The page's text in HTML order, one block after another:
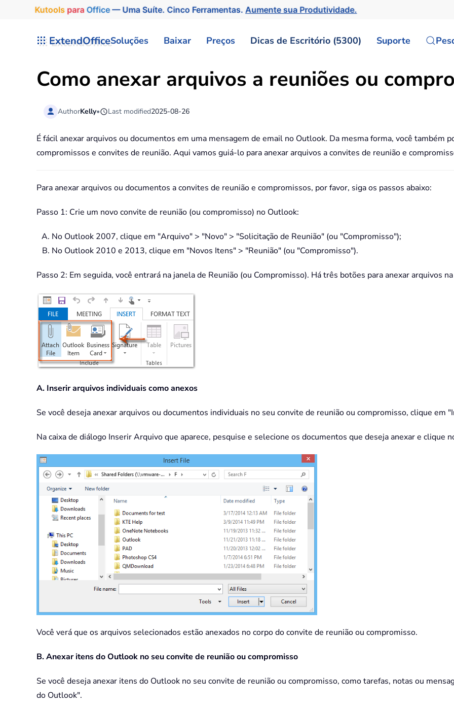
Kutools para Office— Uma Suíte. Cinco Ferramentas.Aumente sua Produtividade.
ExtendOfficeSoluções Baixar Preços Dicas de Escritório (5300) Suporte
Como anexar arquivos a reuniões ou
AuthorKelly• Last modified2025-08-26
É fácil anexar arquivos ou documentos em uma mensagem de email no Outlook. Da mesma forma, você também
compromissos e convites de reunião. Aqui vamos guiá-lo para anexar arquivos a convites de reunião e
Para anexar arquivos ou documentos a convites de reunião e compromissos, por favor, siga os passos abaixo:
Passo 1: Crie um novo convite de reunião (ou compromisso) no Outlook:
No Outlook 2007, clique em "Arquivo" > "Novo" > "Solicitação de Reunião" (ou "Compromisso");
No Outlook 2010 e 2013, clique em "Novos Itens" > "Reunião" (ou "Compromisso").
Passo 2: Em seguida, você entrará na janela de Reunião (ou Compromisso). Há três botões para anexar arquivos
A. Inserir arquivos individuais como anexos
Se você deseja anexar arquivos ou documentos individuais no seu convite de reunião ou compromisso, clique em
Na caixa de diálogo Inserir Arquivo que aparece, pesquise e selecione os documentos que deseja anexar e clique
Você verá que os arquivos selecionados estão anexados no corpo do convite de reunião ou compromisso.
B. Anexar itens do Outlook no seu convite de reunião ou compromisso
Se você deseja anexar itens do Outlook no seu convite de reunião ou compromisso, como tarefas, notas ou
do Outlook".